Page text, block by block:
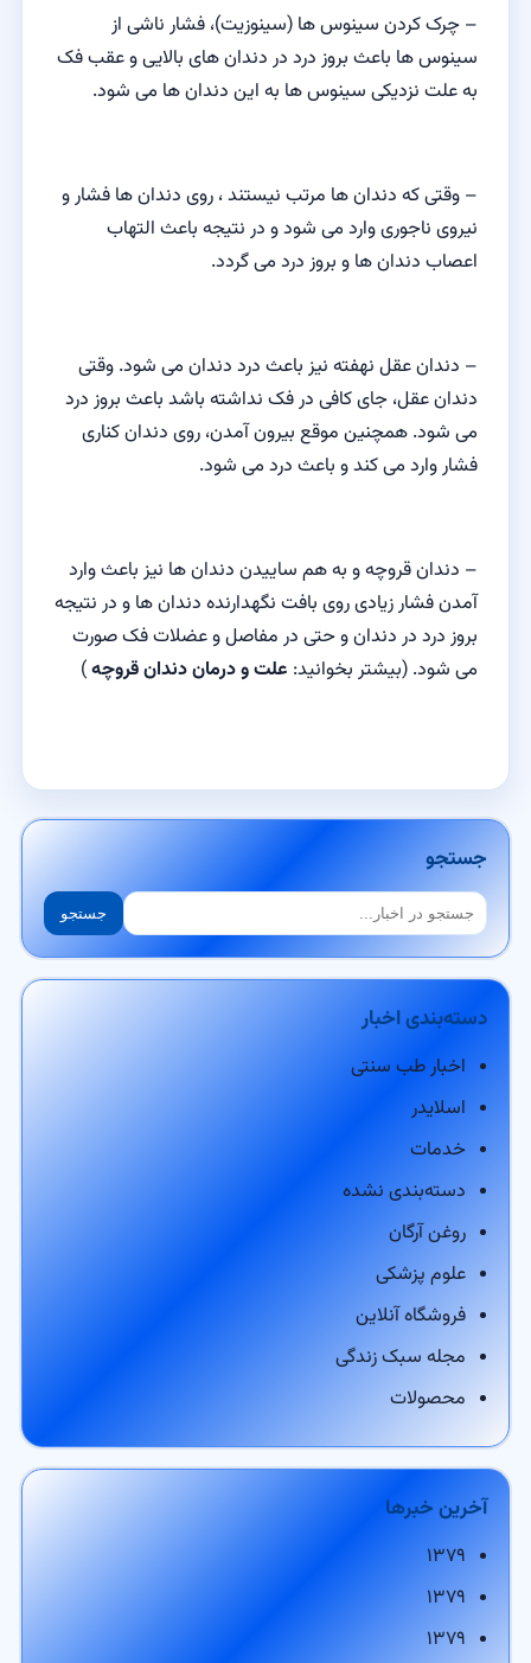
– چرک کردن سینوس ها (سینوزیت)، فشار ناشی از
سینوس ها باعث بروز درد در دندان های بالایی و عقب فک
به علت نزدیکی سینوس ها به این دندان ها می شود.
– وقتی که دندان ها مرتب نیستند ، روی دندان ها فشار و
نیروی ناجوری وارد می شود و در نتیجه باعث التهاب
اعصاب دندان ها و بروز درد می گردد.
– دندان عقل نهفته نیز باعث درد دندان می شود. وقتی
دندان عقل، جای کافی در فک نداشته باشد باعث بروز درد
می شود. همچنین موقع بیرون آمدن، روی دندان کناری
فشار وارد می کند و باعث درد می شود.
– دندان قروچه و به هم ساییدن دندان ها نیز باعث وارد
آمدن فشار زیادی روی بافت نگهدارنده دندان ها و در نتیجه
بروز درد در دندان و حتی در مفاصل و عضلات فک صورت
می شود. (بیشتر بخوانید: علت و درمان دندان قروچه)
جستجو
جستجو جستجو
دسته‌بندی اخبار
اخبار طب سنتی
اسلایدر
خدمات
دسته‌بندی نشده
روغن آرگان
علوم پزشکی
فروشگاه آنلاین
مجله سبک زندگی
محصولات
آخرین خبرها
۱۳۷۹
۱۳۷۹
۱۳۷۹